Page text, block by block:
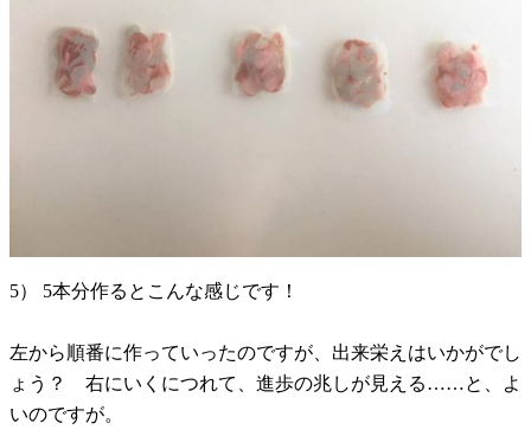
5） 5本分作るとこんな感じです！
左から順番に作っていったのですが、出来栄えはいかがでし
ょう？ 右にいくにつれて、進歩の兆しが見える……と、よ
いのですが。